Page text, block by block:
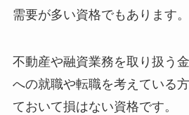
需要が多い資格でもあります。
不動産や融資業務を取り扱う
への就職や転職を考えている
ておいて損はない資格です。